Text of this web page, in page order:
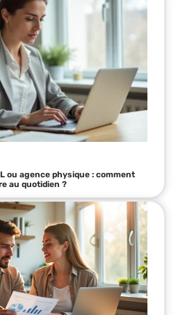
ou agence physique : comment
au quotidien ?